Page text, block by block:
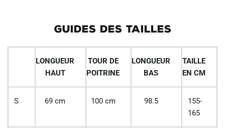
GUIDES DES TAILLES
LONGUEUR
HAUT
TOUR DE
POITRINE
LONGUEUR
BAS
TAILLE
EN CM
S 69 cm 100 cm 98.5
155-
165